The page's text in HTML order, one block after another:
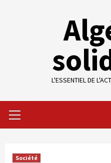
L'ESSENTIEL DE
Menu
Société